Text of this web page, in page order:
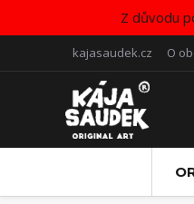
Z důvodu
kajasaudek.cz O